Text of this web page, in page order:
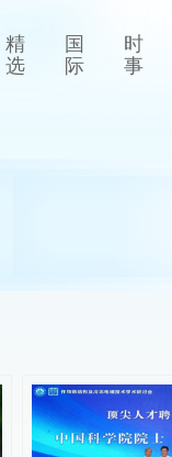
精
选
国
际
时
事